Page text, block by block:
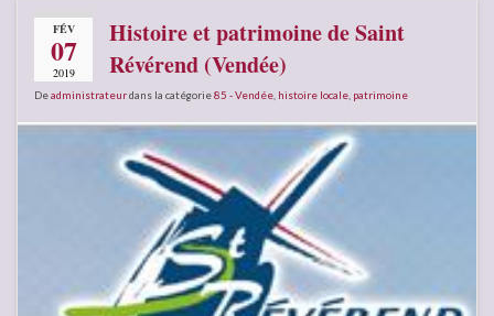
FÉV
07
2019
Histoire et patrimoine de Saint
Révérend (Vendée)
Deadministrateurdans la catégorie85 - Vendée histoire locale patrimoine